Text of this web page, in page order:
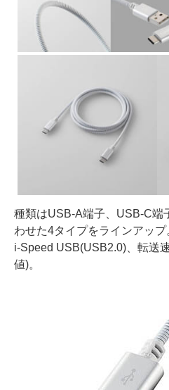
種類はUSB-A端子、USB-C端
わせた4タイプをラインアッ
i-Speed USB(USB2.0)、転送
値)。